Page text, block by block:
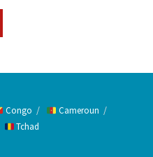
Congo
Cameroun
Tchad